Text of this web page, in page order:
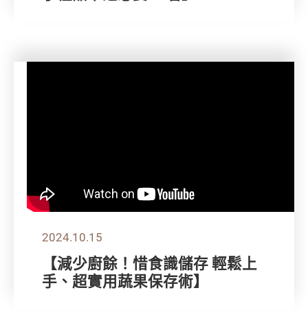
2024.10.15
【減少廚餘！惜食識儲存 輕鬆上
手、超實用蔬果保存術】